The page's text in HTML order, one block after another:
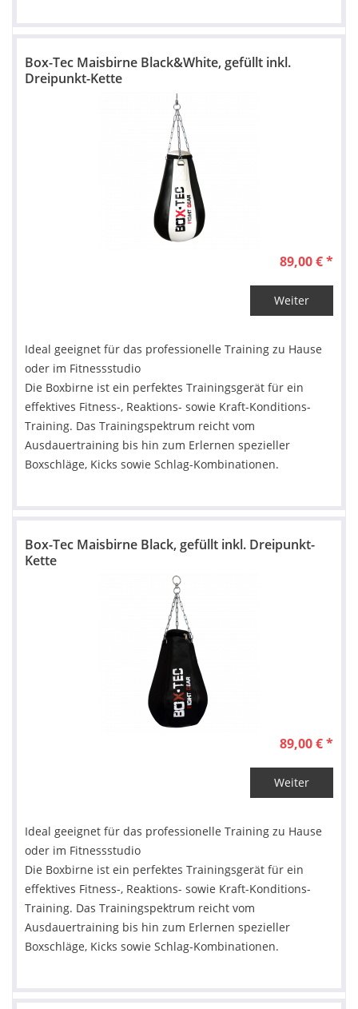
Box-Tec Maisbirne Black&White, gefüllt inkl.
Dreipunkt-Kette
89,00 € *
Weiter
Ideal geeignet für das professionelle Training zu Hause
oder im Fitnessstudio
Die Boxbirne ist ein perfektes Trainingsgerät für ein
effektives Fitness-, Reaktions- sowie Kraft-Konditions-
Training. Das Trainingspektrum reicht vom
Ausdauertraining bis hin zum Erlernen spezieller
Boxschläge, Kicks sowie Schlag-Kombinationen.
Box-Tec Maisbirne Black, gefüllt inkl. Dreipunkt-
Kette
89,00 € *
Weiter
Ideal geeignet für das professionelle Training zu Hause
oder im Fitnessstudio
Die Boxbirne ist ein perfektes Trainingsgerät für ein
effektives Fitness-, Reaktions- sowie Kraft-Konditions-
Training. Das Trainingspektrum reicht vom
Ausdauertraining bis hin zum Erlernen spezieller
Boxschläge, Kicks sowie Schlag-Kombinationen.